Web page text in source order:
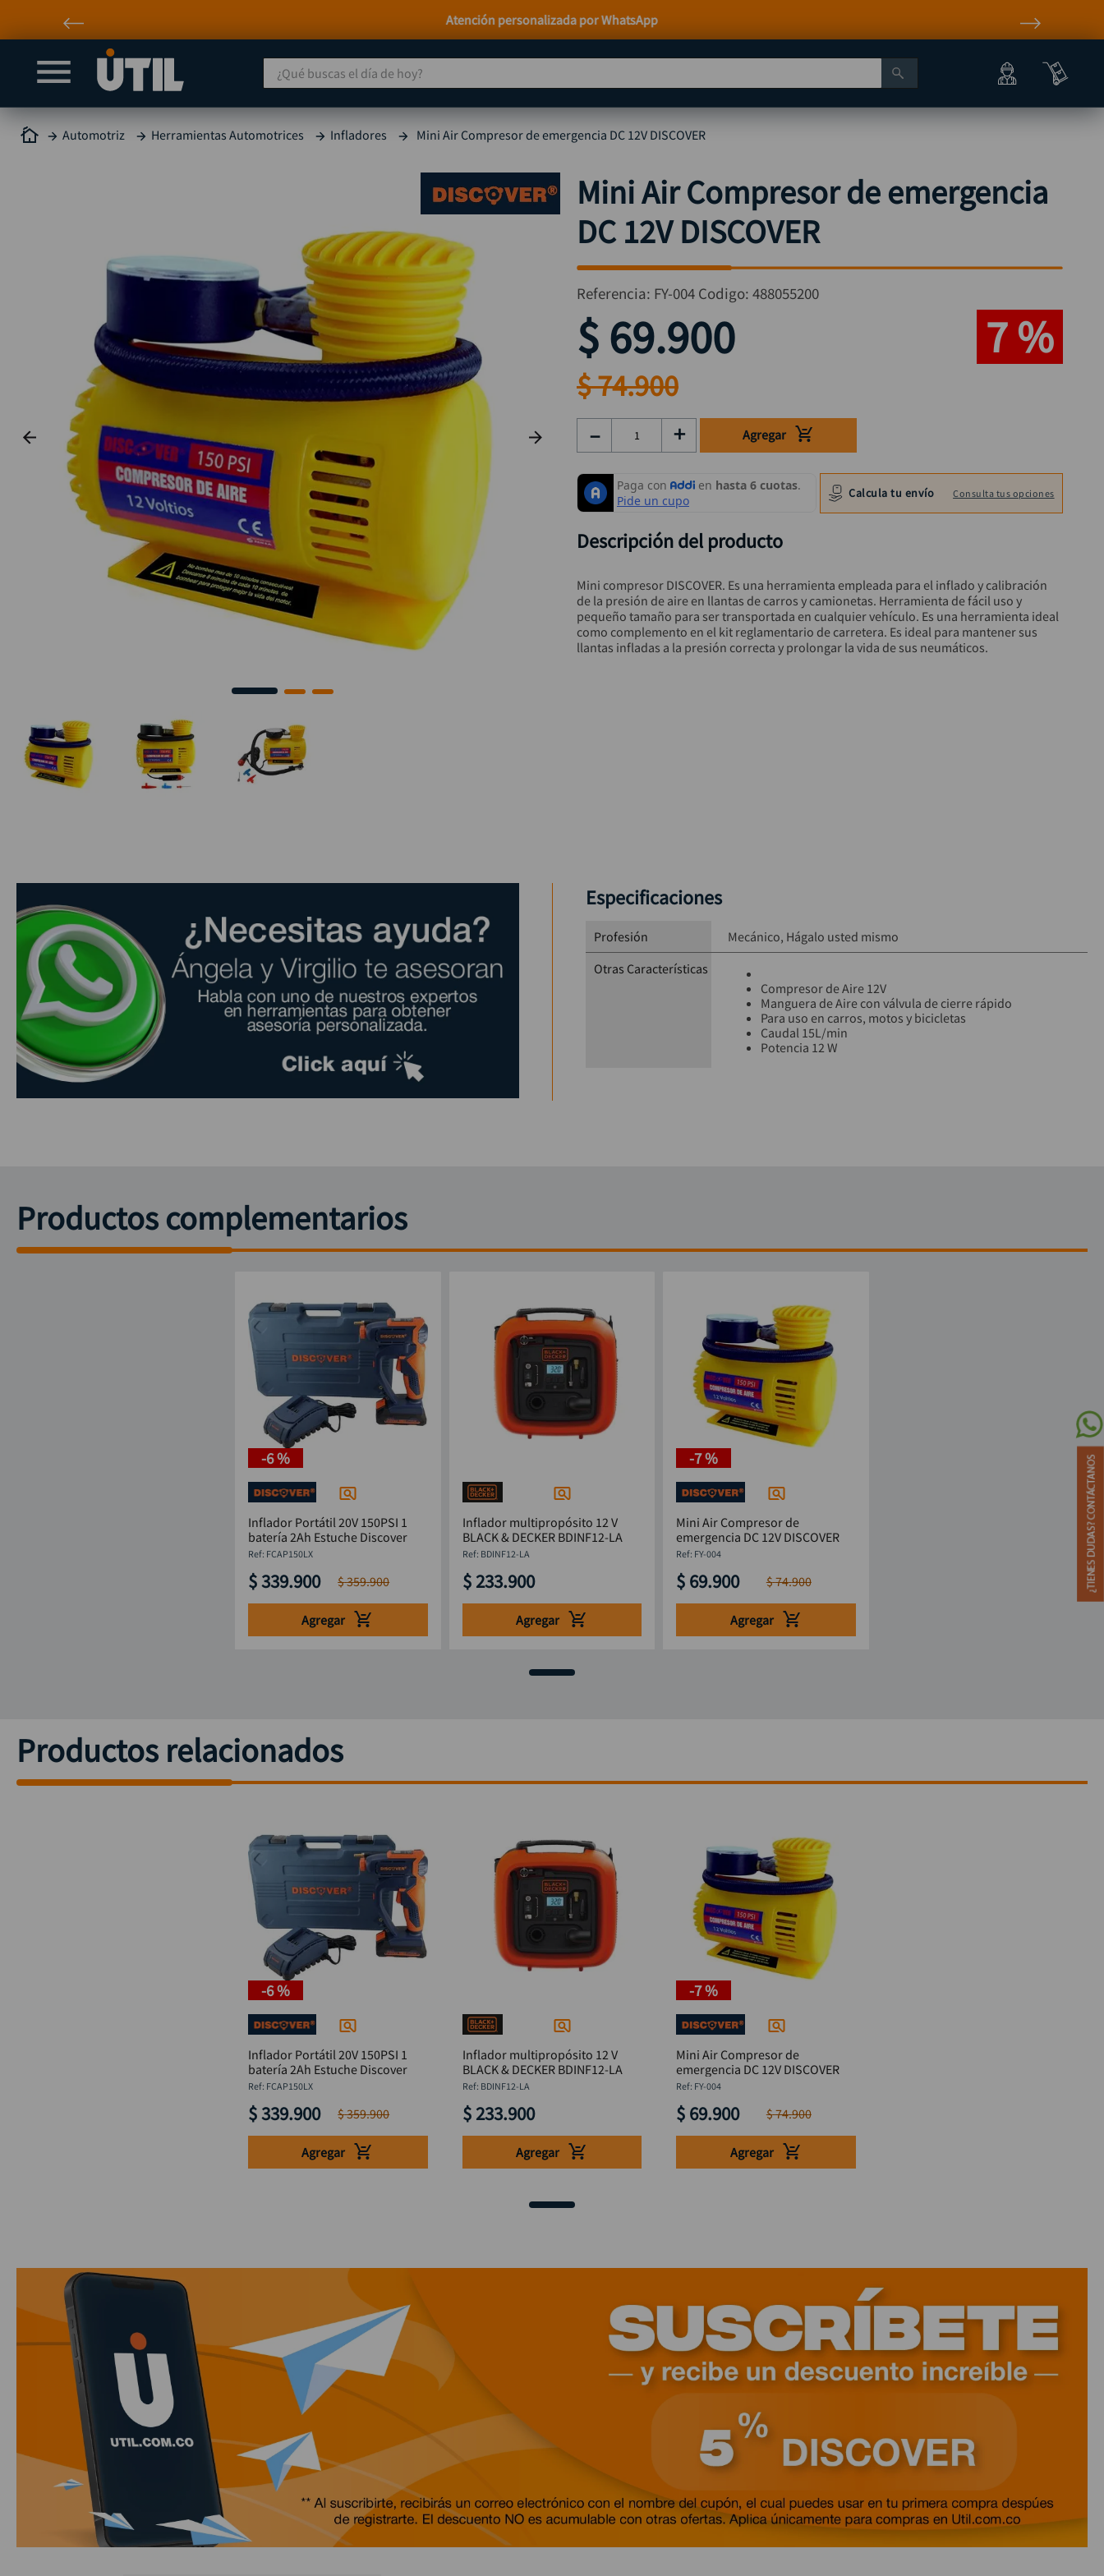
¿Qué buscas el día de hoy?
Automotriz Herramientas Automotrices Infladores Mini Air Compresor de emergencia DC 12V DISCOVER
Mini Air Compresor de emergencia
DC 12V DISCOVER
Referencia: FY-004 Codigo: 488055200
$ 69.900 7 %
$74.900
＋
－ Agregar
Calcula tu envío Consulta tus opciones
Descripción del producto
Mini compresor DISCOVER. Es una herramienta empleada para el inflado y calibración
de la presión de aire en llantas de carros y camionetas. Herramienta de fácil uso y
pequeño tamaño para ser transportada en cualquier vehículo. Es una herramienta ideal
como complemento en el kit reglamentario de carretera. Es ideal para mantener sus
llantas infladas a la presión correcta y prolongar la vida de sus neumáticos.
Especificaciones
Profesión Mecánico Hágalo usted mismo
Otras Características
Compresor de Aire 12V
Manguera de Aire con válvula de cierre rápido
Para uso en carros, motos y bicicletas
Caudal 15L/min
Potencia 12 W
Productos complementarios
-6 %
Inflador Portátil 20V 150PSI 1
batería 2Ah Estuche Discover
: FCAP150LX
$339.900 $359.900
Agregar
Inflador multipropósito 12 V
BLACK & DECKER BDINF12-LA
: BDINF12-LA
$ 233.900
Agregar
-7 %
Mini Air Compresor de
emergencia DC 12V DISCOVER
: FY-004
$ 69.900 $74.900
Agregar
Productos relacionados
-6 %
Inflador Portátil 20V 150PSI 1
batería 2Ah Estuche Discover
: FCAP150LX
$339.900 $359.900
Agregar
Inflador multipropósito 12 V
BLACK & DECKER BDINF12-LA
: BDINF12-LA
$ 233.900
Agregar
-7 %
Mini Air Compresor de
emergencia DC 12V DISCOVER
: FY-004
$ 69.900 $74.900
Agregar
TÉRMINOS MÁS BUSCADOS
. taladro
compresor
5. ruteadora
6. broca
7. hidrolavadora
8. rueda
9. taladro inalámbrico
10. alicate